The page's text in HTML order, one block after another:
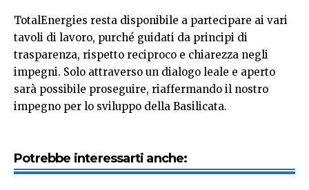
TotalEnergies resta disponibile a partecipare ai vari
tavoli di lavoro, purché guidati da principi di
trasparenza, rispetto reciproco e chiarezza negli
impegni. Solo attraverso un dialogo leale e aperto
sarà possibile proseguire, riaffermando il nostro
impegno per lo sviluppo della Basilicata.
Potrebbe interessarti anche: